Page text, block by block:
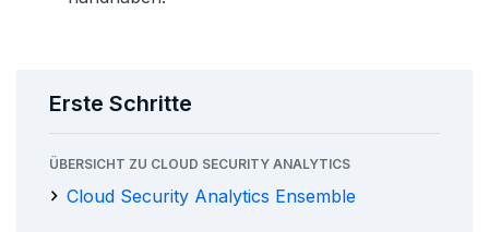
Erste Schritte
ÜBERSICHT ZU CLOUD SECURITY ANALYTICS
Cloud Security Analytics Ensemble